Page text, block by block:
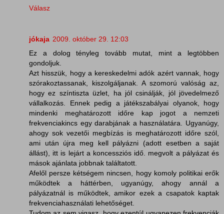
Válasz
jókaja 2009. október 29. 12:03
Ez a dolog tényleg tovább mutat, mint a legtöbben
gondoljuk.
Azt hisszük, hogy a kereskedelmi adók azért vannak, hogy
szórakoztassanak, kiszolgáljanak. A szomorú valóság az,
hogy ez színtiszta üzlet, ha jól csinálják, jól jövedelmező
vállalkozás. Ennek pedig a játékszabályai olyanok, hogy
mindenki meghatározott időre kap jogot a nemzeti
frekvenciakincs egy darabjának a használatára. Ugyanúgy,
ahogy sok vezetői megbízás is meghatározott időre szól,
ami után újra meg kell pályázni (adott esetben a saját
állást), itt is lejárt a koncessziós idő. megvolt a pályázat és
mások ajánlata jobbnak találtatott.
Afelől persze kétségem nincsen, hogy komoly politikai erők
működtek a háttérben, ugyanúgy, ahogy annál a
pályázatnál is működtek, amikor ezek a csapatok kaptak
frekvenciahasználati lehetőséget.